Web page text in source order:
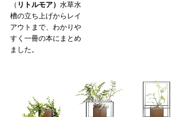
（ リトルモア） 水草水
槽の立ち上げからレイ
アウトまで、わかりや
すく一冊の本にまとめ
ました。